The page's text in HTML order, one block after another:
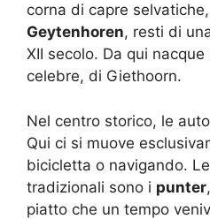
corna di capre
Geytenhoren, resti di
XII secolo. Da qui
celebre, di Giethoorn.
Nel centro storico, le
Qui ci si muove
bicicletta o navigando.
tradizionali sono i punter
piatto che un tempo